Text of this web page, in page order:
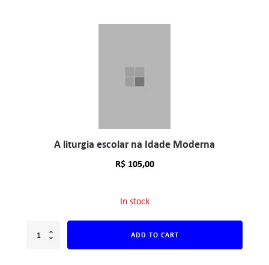
A liturgia escolar na Idade Moderna
R$105,00
In stock
ADD TO CART